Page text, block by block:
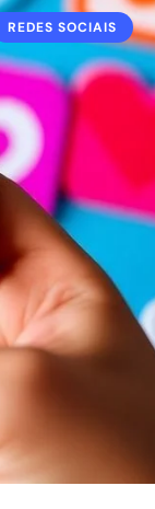
REDES SOCIAIS